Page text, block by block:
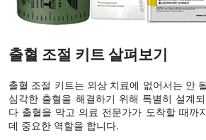
출혈 조절 키트 살펴보기
출혈 조절 키트는 외상 치료에 없어서는 안
심각한 출혈을 해결하기 위해 특별히 설계
다 출혈을 막고 의료 전문가가 도착할 때까
데 중요한 역할을 합니다.